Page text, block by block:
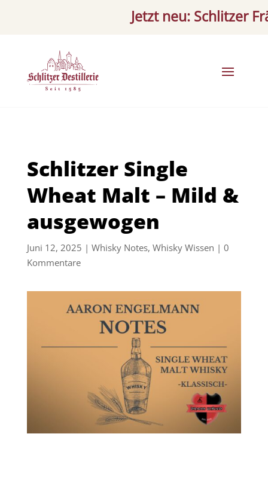
Jetzt neu: Schlitzer
Schlitzer Single
Wheat Malt – Mild &
ausgewogen
Juni 12, 2025 | Whisky Notes, Whisky Wissen | 0
Kommentare